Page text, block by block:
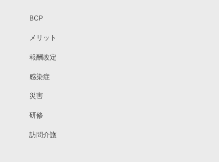
BCP
メリット
報酬改定
感染症
災害
研修
訪問介護